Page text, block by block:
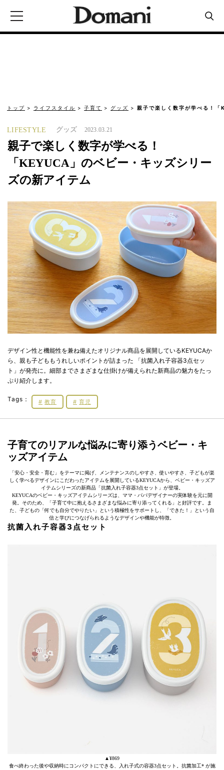
トップ ライフスタイル 子育て グッズ 親子で楽しく数字が学べる！
LIFESTYLE グッズ 2023.03.21
親子で楽しく数字が学べる！
「KEYUCA」のベビー・キッズシリー
ズの新アイテム
デザイン性と機能性を兼ね備えたオリジナル商品を展開しているKEYUCAか
ら、親も子どももうれしいポイントが詰まった 「抗菌入れ子容器3点セッ
ト」が発売に。細部までさまざまな仕掛けが備えられた新商品の魅力をたっ
ぷり紹介します。
Tags： 教育 育児
子育てのリアルな悩みに寄り添うベビー・キ
ッズアイテム
「安心・安全・育む」をテーマに掲げ、メンテナンスのしやすさ、使いやすさ、子どもが楽
しく学べるデザインにこだわったアイテムを展開しているKEYUCAから、ベビー・キッズア
イテムシリーズの新商品「抗菌入れ子容器3点セット」が登場。
KEYUCAのベビー・キッズアイテムシリーズは、ママ・パパデザイナーの実体験を元に開
発。そのため、「子育て中に抱えるさまざまな悩みに寄り添ってくれる」と好評です。ま
た、子どもの「何でも自分でやりたい」という積極性をサポートし、「できた！」という自
信と学びにつなげられるようなデザインや機能が特徴。
抗菌入れ子容器3点セット
▲¥869
食べ終わった後や収納時にコンパクトにできる、入れ子式の容器3点セット。抗菌加工* が施